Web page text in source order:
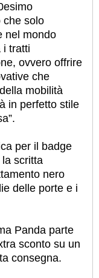
che solo
nel mondo
i tratti
ovvero offrire
che
mobilità
in perfetto stile
per il badge
scritta
nero
delle porte e i
Panda parte
sconto su un
consegna.